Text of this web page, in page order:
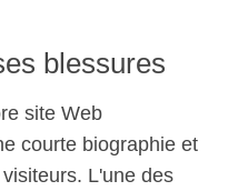
blessures
site Web
courte biographie et
L'une des